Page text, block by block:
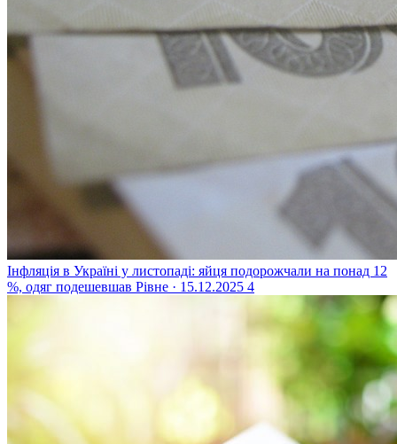
Інфляція в Україні у листопаді: яйця подорожчали на понад 12
%, одяг подешевшав Рівне · 15.12.2025 4